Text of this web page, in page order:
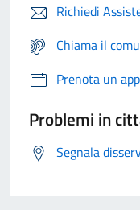
Richiedi
Chiama il
Prenota un
Problemi in
Segnala